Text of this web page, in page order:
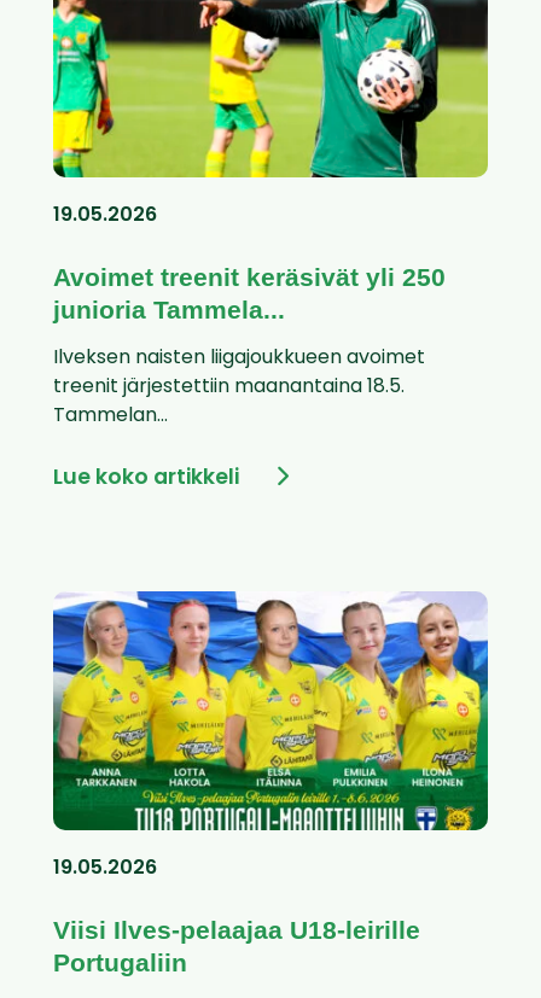
19.05.2026
Avoimet treenit keräsivät yli 250
junioria Tammela...
Ilveksen naisten liigajoukkueen avoimet
treenit järjestettiin maanantaina 18.5.
Tammelan...
Lue koko artikkeli
19.05.2026
Viisi Ilves-pelaajaa U18-leirille
Portugaliin